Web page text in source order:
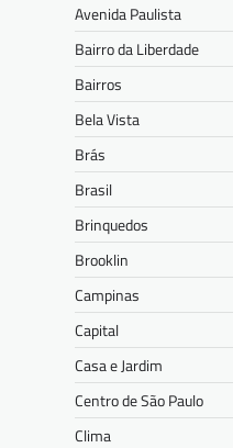
Avenida Paulista
Bairro da Liberdade
Bairros
Bela Vista
Brás
Brasil
Brinquedos
Brooklin
Campinas
Capital
Casa e Jardim
Centro de São Paulo
Clima